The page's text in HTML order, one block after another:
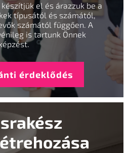
el és árazzuk be a
típusától és számától,
számától függően. A
is tartunk Önnek
érdeklődés